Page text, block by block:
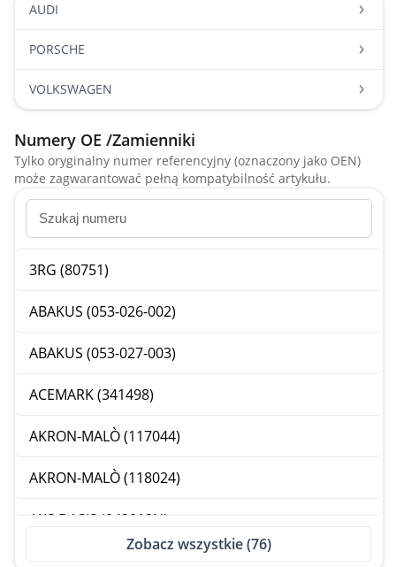
AUDI
PORSCHE
VOLKSWAGEN
Numery OE /Zamienniki
Tylko oryginalny numer referencyjny (oznaczony jako OEN)
może zagwarantować pełną kompatybilność artykułu.
3RG (80751)
ABAKUS (053-026-002)
ABAKUS (053-027-003)
ACEMARK (341498)
AKRON-MALÒ (117044)
AKRON-MALÒ (118024)
AKS DASIS (043012N)
Zobacz wszystkie (76)